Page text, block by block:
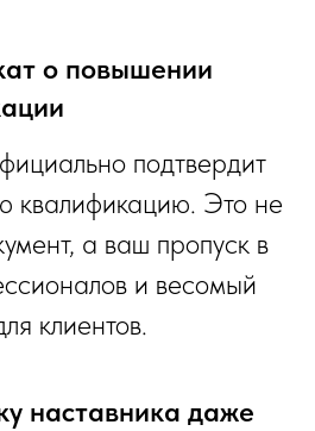
о повышении
подтвердит
квалификацию. Это не
а ваш пропуск в
и весомый
клиентов.
наставника даже